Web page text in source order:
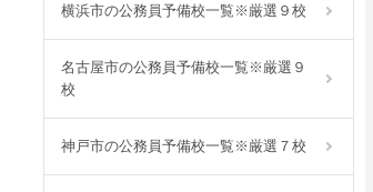
横浜市の公務員予備校一覧※厳選９校
名古屋市の公務員予備校一覧※厳選９
校
神戸市の公務員予備校一覧※厳選７校